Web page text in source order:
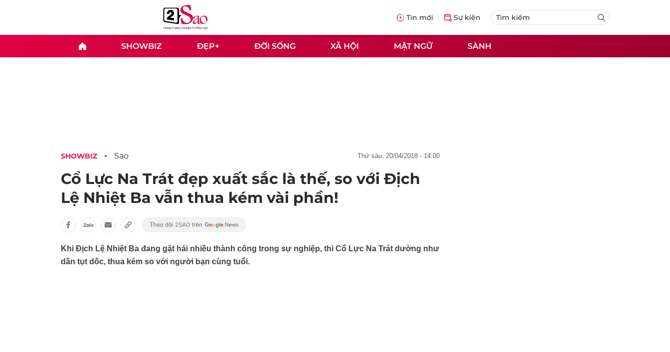
Tin mới Sự kiện
SHOWBIZ ĐẸP+ ĐỜI SỐNG XÃ HỘI MẬT NGỮ SÀNH
SHOWBIZ Sao thứ sáu, 20/04/2018 - 14:00
Cổ Lực Na Trát đẹp xuất sắc là thế, so với Địch
Lệ Nhiệt Ba vẫn thua kém vài phần!
Khi Địch Lệ Nhiệt Ba đang gặt hái nhiều thành công trong sự nghiệp, thì Cổ Lực Na Trát dường như
dần tụt dốc, thua kém so với người bạn cùng tuổi.